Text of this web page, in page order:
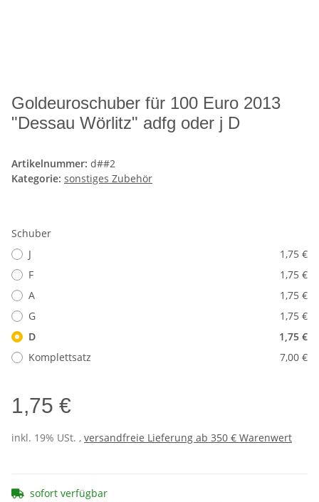
Goldeuroschuber für 100 Euro 2013
"Dessau Wörlitz" adfg oder j D
Artikelnummer: d##2
Kategorie: sonstiges Zubehör
Schuber
J
1,75 €
F
1,75 €
A
1,75 €
G
1,75 €
D
1,75 €
Komplettsatz
7,00 €
1,75 €
inkl. 19% USt. , versandfreie Lieferung ab 350 € Warenwert
sofort verfügbar